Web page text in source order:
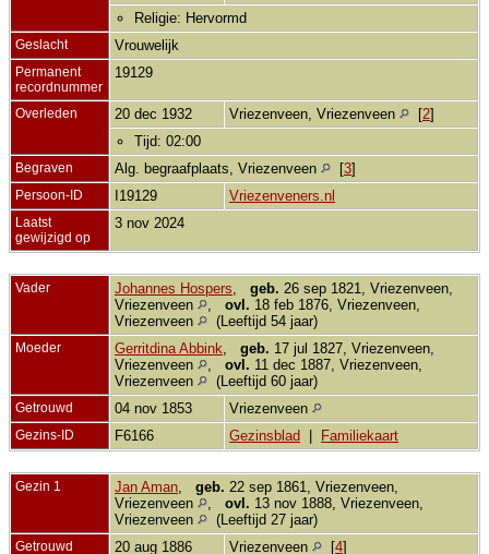
Religie: Hervormd
Geslacht Vrouwelijk
Permanent
recordnummer
19129
Overleden 20 dec 1932 Vriezenveen, Vriezenveen [2]
Tijd: 02:00
Begraven Alg. begraafplaats, Vriezenveen [3]
Persoon-ID I19129 Vriezenveners.nl
Laatst
gewijzigd op
3 nov 2024
Vader Johannes Hospers geb. 26 sep 1821, Vriezenveen,
Vriezenveen
ovl. 18 feb 1876, Vriezenveen,
Vriezenveen
(Leeftijd 54 jaar)
Moeder Gerritdina Abbink geb. 17 jul 1827, Vriezenveen,
Vriezenveen
ovl. 11 dec 1887, Vriezenveen,
Vriezenveen
(Leeftijd 60 jaar)
Getrouwd 04 nov 1853 Vriezenveen
Gezins-ID F6166 Gezinsblad Familiekaart
Gezin 1 Jan Aman geb. 22 sep 1861, Vriezenveen,
Vriezenveen
ovl. 13 nov 1888, Vriezenveen,
Vriezenveen
(Leeftijd 27 jaar)
Getrouwd 20 aug 1886 Vriezenveen [4]